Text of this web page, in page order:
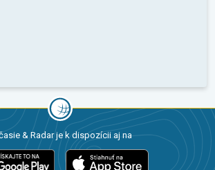
& Radar je k dispozícii aj na